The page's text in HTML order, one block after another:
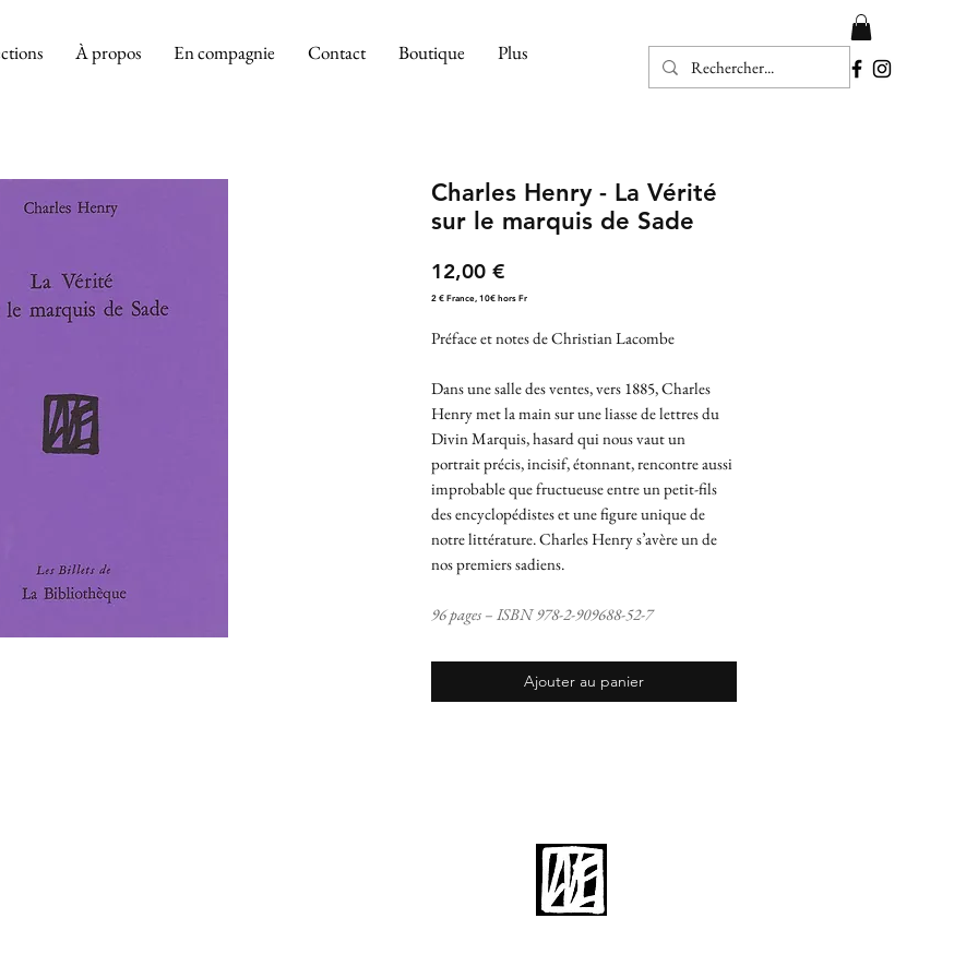
À propos En compagnie Contact Boutique Plus
Charles Henry - La Vérité
sur le marquis de Sade
12,00 €Prix
2 € France, 10€ hors Fr
Préface et notes de Christian Lacombe
Dans une salle des ventes, vers 1885, Charles
Henry met la main sur une liasse de lettres du
Divin Marquis, hasard qui nous vaut un
portrait précis, incisif, étonnant, rencontre aussi
improbable que fructueuse entre un petit-fils
des encyclopédistes et une figure unique de
notre littérature. Charles Henry s’avère un de
nos premiers sadiens.
96 pages – ISBN 978-2-909688-52-7
Ajouter au panier